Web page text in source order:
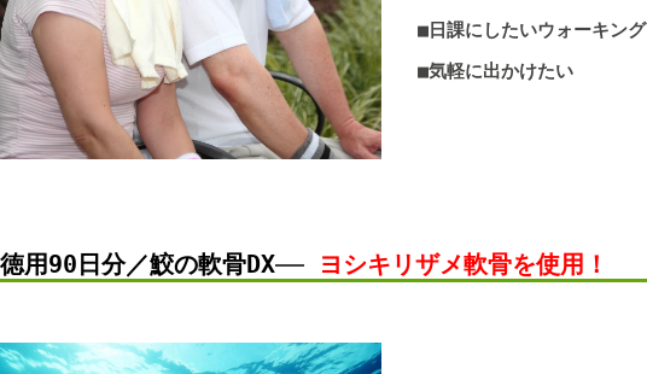
■日課にしたいウォーキング
■気軽に出かけたい
徳用90日分／鮫の軟骨DX―― ヨシキリザメ軟骨を使用！